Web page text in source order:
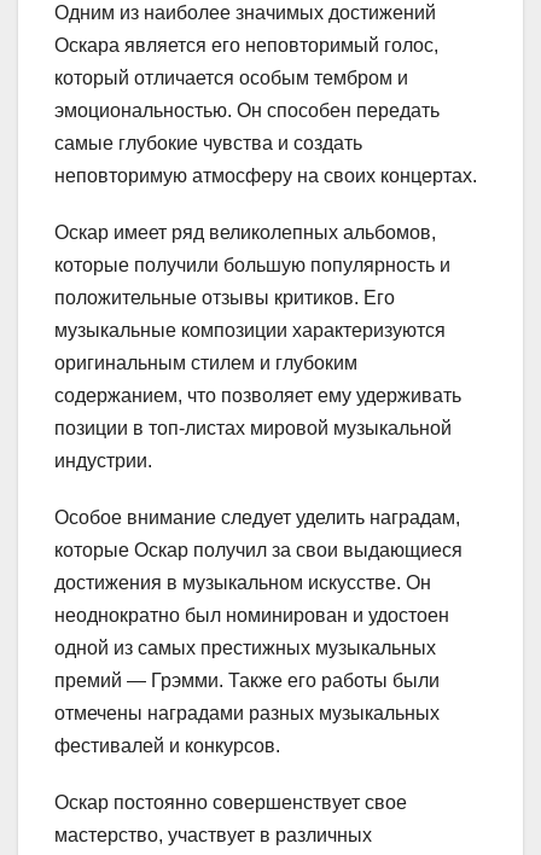
Одним из наиболее значимых достижений
Оскара является его неповторимый голос,
который отличается особым тембром и
эмоциональностью. Он способен передать
самые глубокие чувства и создать
неповторимую атмосферу на своих концертах.
Оскар имеет ряд великолепных альбомов,
которые получили большую популярность и
положительные отзывы критиков. Его
музыкальные композиции характеризуются
оригинальным стилем и глубоким
содержанием, что позволяет ему удерживать
позиции в топ-листах мировой музыкальной
индустрии.
Особое внимание следует уделить наградам,
которые Оскар получил за свои выдающиеся
достижения в музыкальном искусстве. Он
неоднократно был номинирован и удостоен
одной из самых престижных музыкальных
премий — Грэмми. Также его работы были
отмечены наградами разных музыкальных
фестивалей и конкурсов.
Оскар постоянно совершенствует свое
мастерство, участвует в различных